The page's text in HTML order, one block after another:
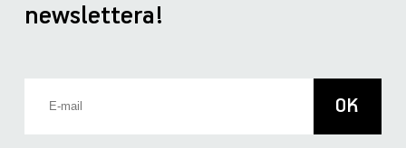
newslettera!